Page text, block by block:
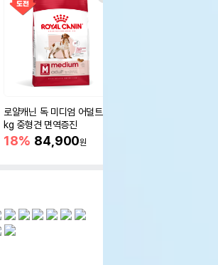
로얄캐닌 독 미디엄 어덜트 10
kg 중형견 면역증진
18% 84,900원